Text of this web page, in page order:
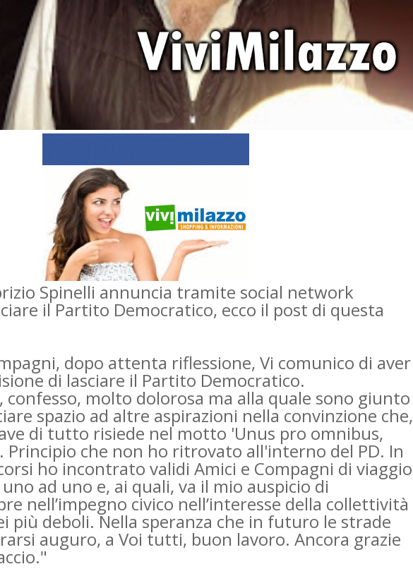
Spinelli annuncia tramite social network
il Partito Democratico, ecco il post di questa
dopo attenta riflessione, Vi comunico di aver
di lasciare il Partito Democratico.
confesso, molto dolorosa ma alla quale sono giunto
spazio ad altre aspirazioni nella convinzione che,
di tutto risiede nel motto 'Unus pro omnibus,
Principio che non ho ritrovato all'interno del PD. In
ho incontrato validi Amici e Compagni di viaggio
ad uno e, ai quali, va il mio auspicio di
nell’impegno civico nell’interesse della collettività
più deboli. Nella speranza che in futuro le strade
auguro, a Voi tutti, buon lavoro. Ancora grazie